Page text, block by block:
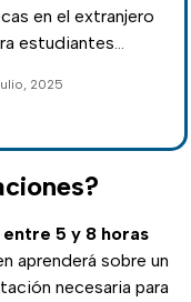
en el extranjero
estudiantes
los
y
postularte paso
2025
entre 5 y 8 horas
aprenderá sobre un
necesaria para